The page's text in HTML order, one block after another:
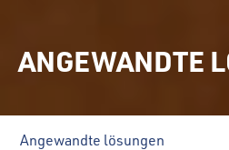
ANGEWANDTE
Angewandte lösungen